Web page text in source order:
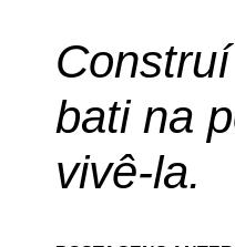
bati na
vivê-la.